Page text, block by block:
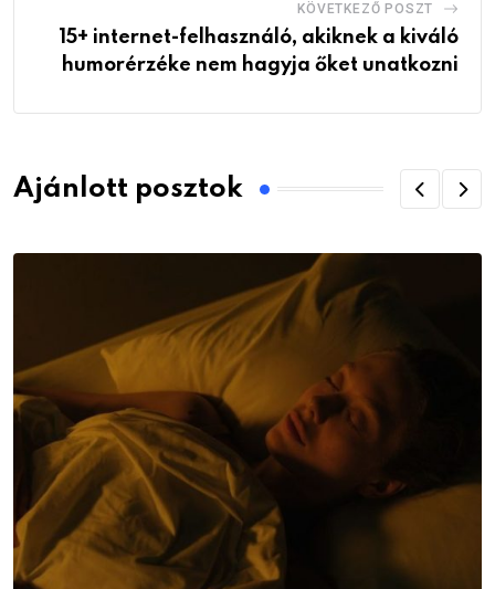
KÖVETKEZŐ POSZT
15+ internet-felhasználó, akiknek a kiváló
humorérzéke nem hagyja őket unatkozni
Ajánlott posztok